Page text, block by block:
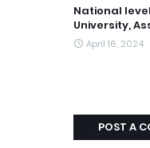
National
University,
April 16, 2024
POST A